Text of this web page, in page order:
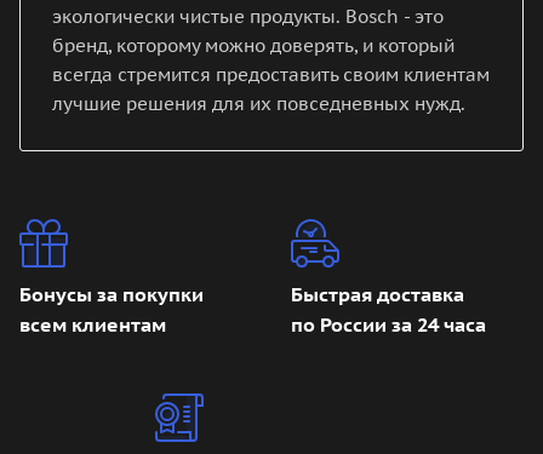
экологически чистые продукты. Bosch - это
бренд, которому можно доверять, и который
всегда стремится предоставить своим клиентам
лучшие решения для их повседневных нужд.
Бонусы за покупки
всем клиентам
Быстрая доставка
по России за 24 часа